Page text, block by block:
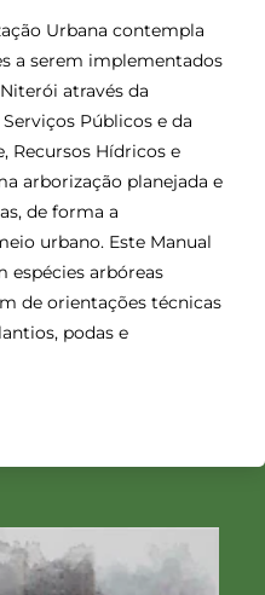
M
ei
o
A
m
nt
e
Urbana contempla
a serem implementados
através da
Públicos e da
Recursos Hídricos e
arborização planejada e
de forma a
urbano. Este Manual
espécies arbóreas
de orientações técnicas
podas e